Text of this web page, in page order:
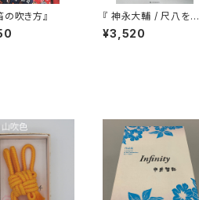
の吹き方』
『 神永大輔 / 尺八を五
つの音だけで吹く本。 』
（CD付）
¥3,520